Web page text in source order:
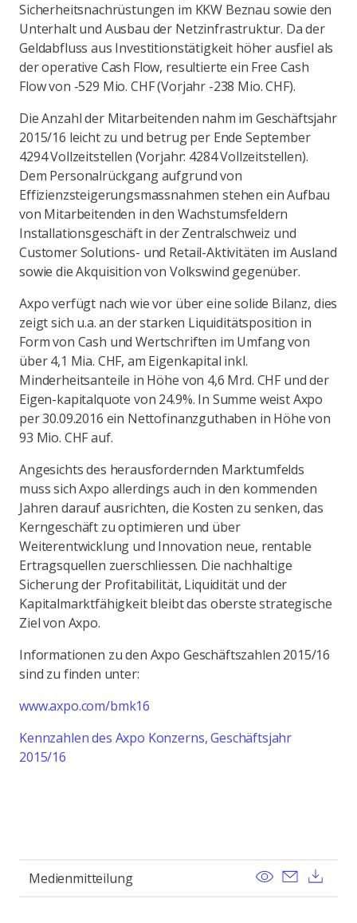
Sicherheitsnachrüstungen im KKW Beznau sowie den
Unterhalt und Ausbau der Netzinfrastruktur. Da der
Geldabfluss aus Investitionstätigkeit höher ausfiel als
der operative Cash Flow, resultierte ein Free Cash
Flow von -529 Mio. CHF (Vorjahr -238 Mio. CHF).
Die Anzahl der Mitarbeitenden nahm im Geschäftsjahr
2015/16 leicht zu und betrug per Ende September
4294 Vollzeitstellen (Vorjahr: 4284 Vollzeitstellen).
Dem Personalrückgang aufgrund von
Effizienzsteigerungsmassnahmen stehen ein Aufbau
von Mitarbeitenden in den Wachstumsfeldern
Installationsgeschäft in der Zentralschweiz und
Customer Solutions- und Retail-Aktivitäten im Ausland
sowie die Akquisition von Volkswind gegenüber.
Axpo verfügt nach wie vor über eine solide Bilanz, dies
zeigt sich u.a. an der starken Liquiditätsposition in
Form von Cash und Wertschriften im Umfang von
über 4,1 Mia. CHF, am Eigenkapital inkl.
Minderheitsanteile in Höhe von 4,6 Mrd. CHF und der
Eigen-kapitalquote von 24.9%. In Summe weist Axpo
per 30.09.2016 ein Nettofinanzguthaben in Höhe von
93 Mio. CHF auf.
Angesichts des herausfordernden Marktumfelds
muss sich Axpo allerdings auch in den kommenden
Jahren darauf ausrichten, die Kosten zu senken, das
Kerngeschäft zu optimieren und über
Weiterentwicklung und Innovation neue, rentable
Ertragsquellen zuerschliessen. Die nachhaltige
Sicherung der Profitabilität, Liquidität und der
Kapitalmarktfähigkeit bleibt das oberste strategische
Ziel von Axpo.
Informationen zu den Axpo Geschäftszahlen 2015/16
sind zu finden unter:
www.axpo.com/bmk16
Kennzahlen des Axpo Konzerns, Geschäftsjahr
2015/16
Medienmitteilung View Send